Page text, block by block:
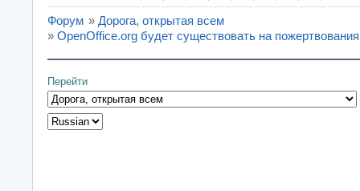
Форум » Дорога, открытая всем
» OpenOffice.org будет существовать на пожертвования
Перейти